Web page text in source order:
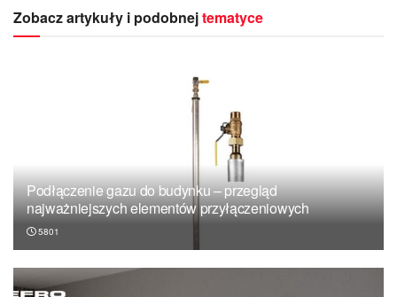
Zobacz artykuły i podobnejtematyce
Podłączenie gazu do budynku – przegląd
najważniejszych elementów przyłączeniowych
5801